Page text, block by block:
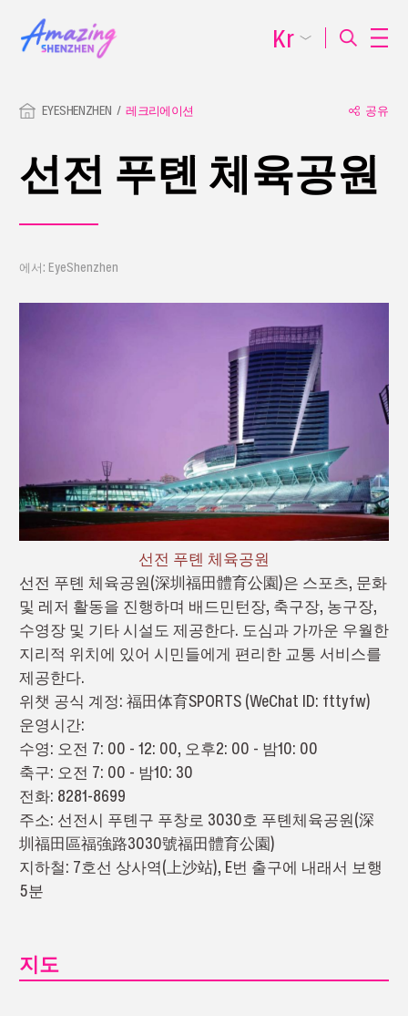
EYESHENZHEN 레크리에이션 공유
선전 푸톈 체육공원
에서: EyeShenzhen
선전 푸톈 체육공원
선전 푸톈 체육공원(深圳福田體育公園)은 스포츠, 문화
및 레저 활동을 진행하며 배드민턴장, 축구장, 농구장,
수영장 및 기타 시설도 제공한다. 도심과 가까운 우월한
지리적 위치에 있어 시민들에게 편리한 교통 서비스를
제공한다.
위챗 공식 계정: 福田体育SPORTS (WeChat ID: fttyfw)
운영시간:
수영: 오전 7: 00 - 12: 00, 오후2: 00 - 밤10: 00
축구: 오전 7: 00 - 밤10: 30
전화: 8281-8699
주소: 선전시 푸톈구 푸창로 3030호 푸톈체육공원(深
圳福田區福強路3030號福田體育公園)
지하철: 7호선 상사역(上沙站), E번 출구에 내래서 보행
5분
지도
Kr